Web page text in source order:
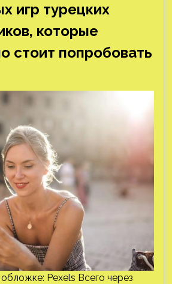
игр турецких
которые
стоит попробовать
Pexels Всего через